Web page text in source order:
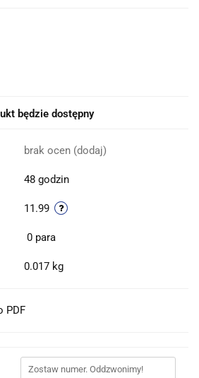
będzie dostępny
brak ocen (dodaj)
48 godzin
11.99
0 para
0.017 kg
PDF